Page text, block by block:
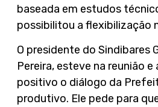
baseada em estudos
possibilitou a flexibilização
O presidente do Sindibares
Pereira, esteve na reunião
positivo o diálogo da
produtivo. Ele pede para